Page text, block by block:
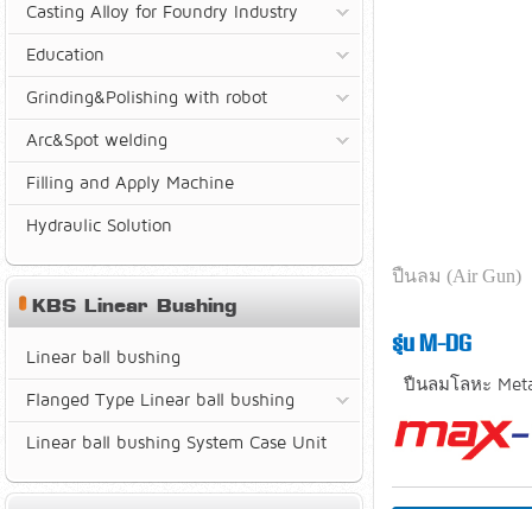
ปืนลม (Air Gun)
รุ่น M-DG
ปืนลมโลหะ
Casting Alloy for Foundry Industry
Education
Grinding&Polishing with robot
Arc&Spot welding
Filling and Apply Machine
Hydraulic Solution
KBS Linear Bushing
Linear ball bushing
Flanged Type Linear ball bushing
Linear ball bushing System Case Unit